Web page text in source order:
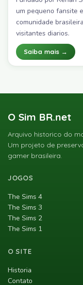
um pequeno fansite
comunidade
visitantes diarios.
Saiba mais →
O Sim BR.net
Arquivo historico do
Um projeto de
gamer brasileira.
JOGOS
The Sims 4
The Sims 3
The Sims 2
The Sims 1
O SITE
Historia
Contato